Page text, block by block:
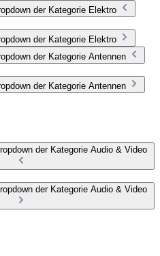
der Kategorie Elektro
der Kategorie Elektro
der Kategorie Antennen
der Kategorie Antennen
der Kategorie Audio & Video
der Kategorie Audio & Video